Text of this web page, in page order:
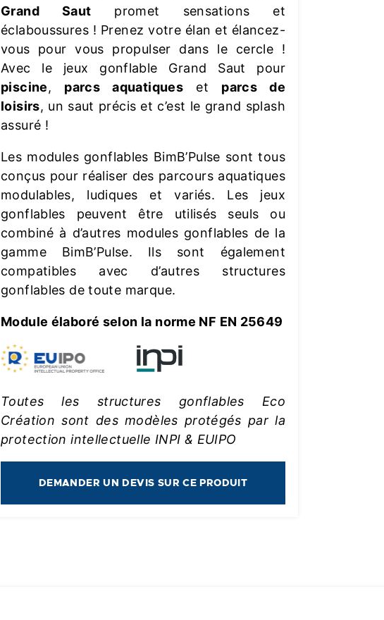
Grand Saut promet sensations et
éclaboussures ! Prenez votre élan et élancez-
vous pour vous propulser dans le cercle !
Avec le jeux gonflable Grand Saut pour
piscine, parcs aquatiques et parcs de
loisirs, un saut précis et c’est le grand splash
assuré !
Les modules gonflables BimB’Pulse sont tous
conçus pour réaliser des parcours aquatiques
modulables, ludiques et variés. Les jeux
gonflables peuvent être utilisés seuls ou
combiné à d’autres modules gonflables de la
gamme BimB’Pulse. Ils sont également
compatibles avec d’autres structures
gonflables de toute marque.
Module élaboré selon la norme NF EN 25649
Toutes les structures gonflables Eco
Création sont des modèles protégés par la
protection intellectuelle INPI & EUIPO
DEMANDER UN DEVIS SUR CE PRODUIT